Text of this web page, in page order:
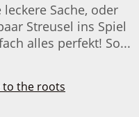
Sache, oder
Streusel ins Spiel
alles perfekt! So...